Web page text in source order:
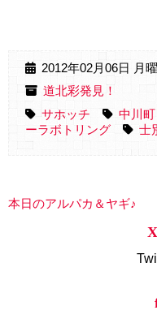
2012年02月06日 月
道北彩発見！
サホッチ
中川町
ーラボトリング
士
本日のアルパカ＆ヤギ♪